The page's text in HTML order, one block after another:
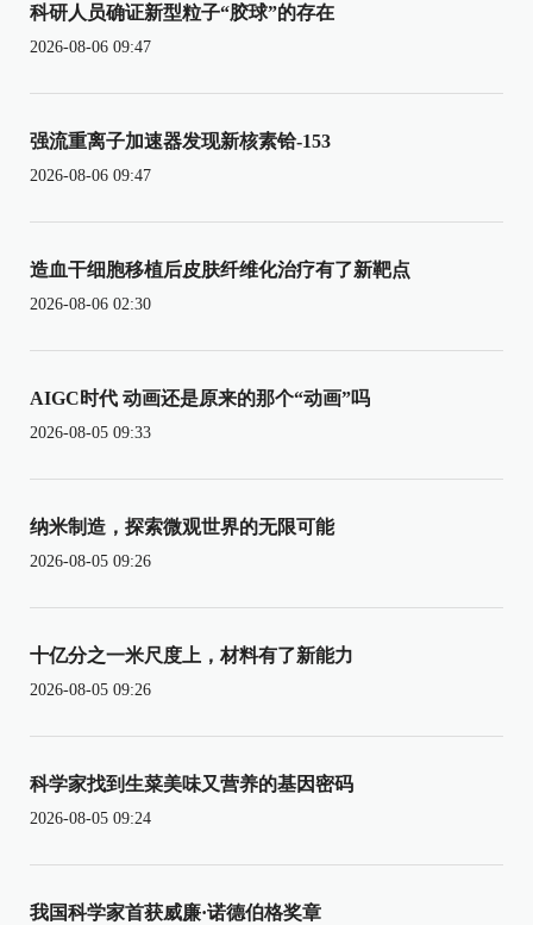
科研人员确证新型粒子“胶球”的存在
2026-08-06 09:47
强流重离子加速器发现新核素铪-153
2026-08-06 09:47
造血干细胞移植后皮肤纤维化治疗有了新靶点
2026-08-06 02:30
AIGC时代 动画还是原来的那个“动画”吗
2026-08-05 09:33
纳米制造，探索微观世界的无限可能
2026-08-05 09:26
十亿分之一米尺度上，材料有了新能力
2026-08-05 09:26
科学家找到生菜美味又营养的基因密码
2026-08-05 09:24
我国科学家首获威廉·诺德伯格奖章